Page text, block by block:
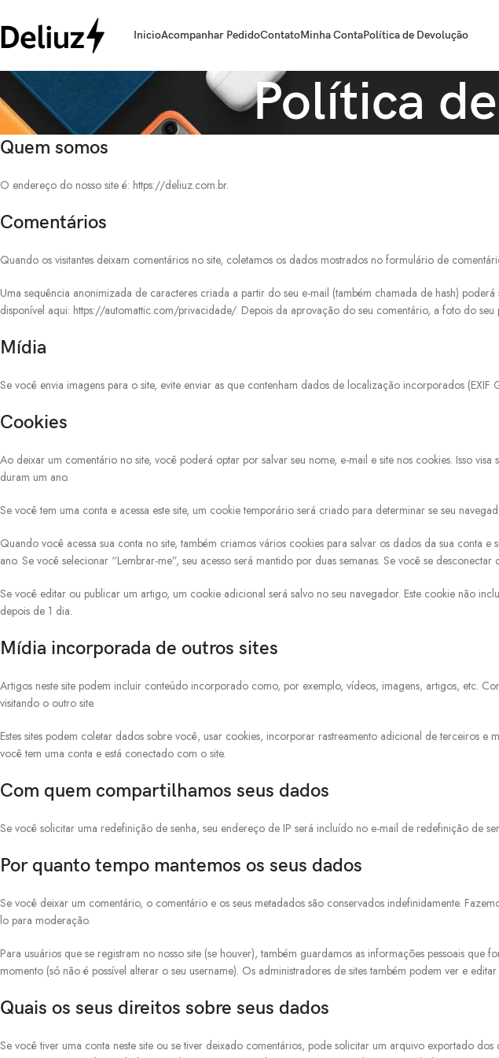
InicioAcompanhar PedidoContatoMinha ContaPolítica de Devolução
Política
Quem somos
O endereço do nosso site é: https://deliuz.com.br.
Comentários
Quando os visitantes deixam comentários no site, coletamos os dados mostrados no formulário de
Uma sequência anonimizada de caracteres criada a partir do seu e-mail (também chamada de hash)
disponível aqui: https://automattic.com/privacidade/. Depois da aprovação do seu comentário, a foto do
Mídia
Se você envia imagens para o site, evite enviar as que contenham dados de localização incorporados
Cookies
Ao deixar um comentário no site, você poderá optar por salvar seu nome, e-mail e site nos cookies. Isso
duram um ano.
Se você tem uma conta e acessa este site, um cookie temporário será criado para determinar se seu
Quando você acessa sua conta no site, também criamos vários cookies para salvar os dados da sua
ano. Se você selecionar “Lembrar-me”, seu acesso será mantido por duas semanas. Se você se
Se você editar ou publicar um artigo, um cookie adicional será salvo no seu navegador. Este cookie não
depois de 1 dia.
Mídia incorporada de outros sites
Artigos neste site podem incluir conteúdo incorporado como, por exemplo, vídeos, imagens, artigos, etc.
visitando o outro site.
Estes sites podem coletar dados sobre você, usar cookies, incorporar rastreamento adicional de
você tem uma conta e está conectado com o site.
Com quem compartilhamos seus dados
Se você solicitar uma redefinição de senha, seu endereço de IP será incluído no e-mail de redefinição de
Por quanto tempo mantemos os seus dados
Se você deixar um comentário, o comentário e os seus metadados são conservados indefinidamente.
lo para moderação.
Para usuários que se registram no nosso site (se houver), também guardamos as informações pessoais
momento (só não é possível alterar o seu username). Os administradores de sites também podem ver e
Quais os seus direitos sobre seus dados
Se você tiver uma conta neste site ou se tiver deixado comentários, pode solicitar um arquivo exportado